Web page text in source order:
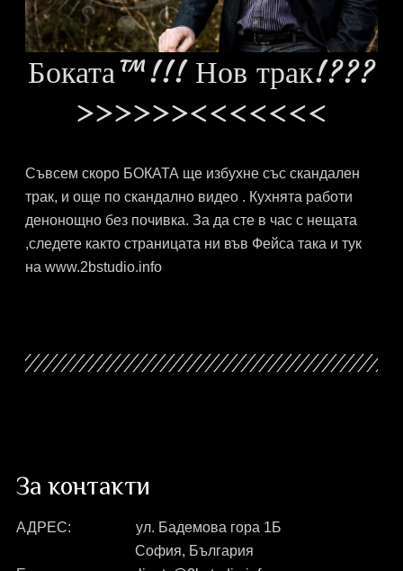
Боката™!!! Нов трак!???
>>>>>><<<<<<<
Съвсем скоро БОКАТА ще избухне със скандален
трак, и още по скандално видео . Кухнята работи
денонощно без почивка. За да сте в час с нещата
,следете както страницата ни във Фейса така и тук
на www.2bstudio.info
За контакти
АДРЕС: ул. Бадемова гора 1Б
София, България